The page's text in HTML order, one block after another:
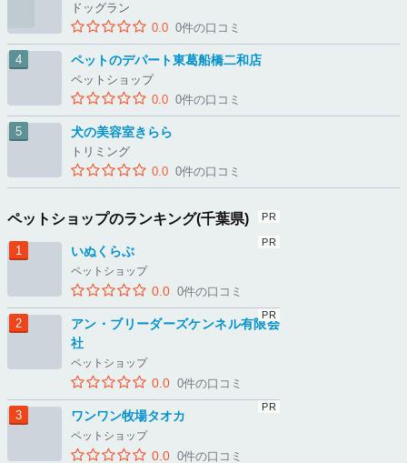
ドッグラン
0.0 0件の口コミ
ペットのデパート東葛船橋二和店
ペットショップ
0.0 0件の口コミ
犬の美容室きらら
トリミング
0.0 0件の口コミ
ペットショップのランキング(千葉県)
いぬくらぶ
ペットショップ
0.0 0件の口コミ
アン・ブリーダーズケンネル有限会
社
ペットショップ
0.0 0件の口コミ
ワンワン牧場タオカ
ペットショップ
0.0 0件の口コミ